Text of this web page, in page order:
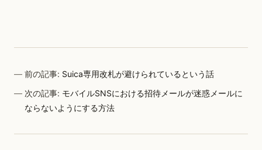
前の記事: Suica専用改札が避けられているという話
次の記事: モバイルSNSにおける招待メールが迷惑メールに
ならないようにする方法